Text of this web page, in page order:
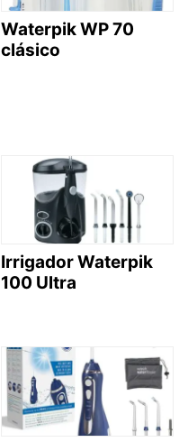
Waterpik WP 70
clásico
Irrigador Waterpik
100 Ultra